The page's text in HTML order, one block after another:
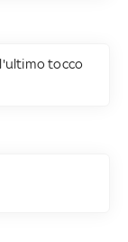
tocco